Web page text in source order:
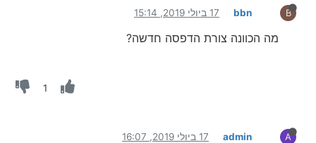
B
bbn 17 ביולי 2019, 15:14
מה הכוונה צורת הדפסה חדשה?
1
A
admin 17 ביולי 2019, 16:07